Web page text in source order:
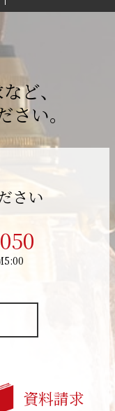
ど、
い。
さい
資料請求